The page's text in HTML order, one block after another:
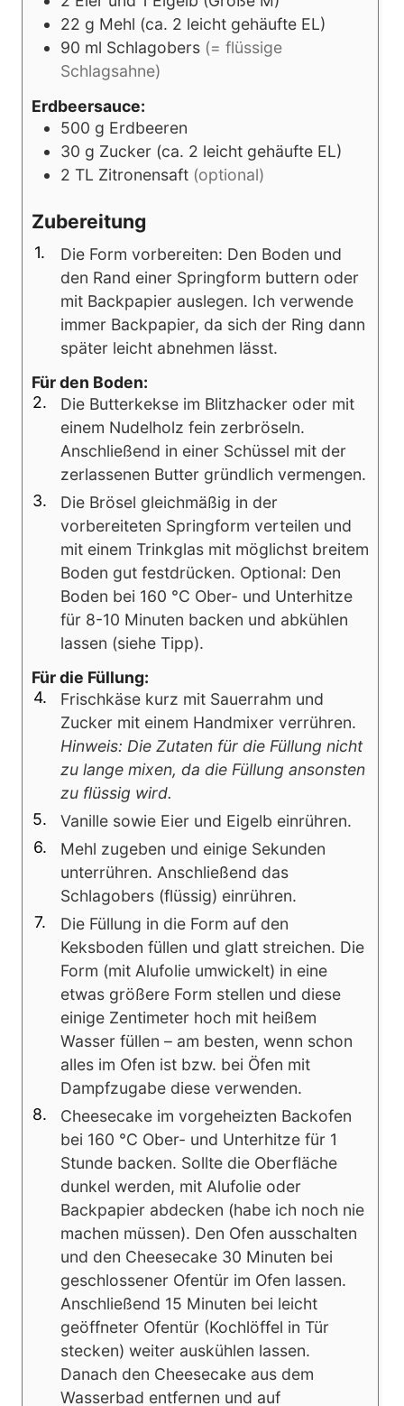
22 g Mehl (ca. 2 leicht gehäufte EL)
90 ml Schlagobers (= flüssige
Schlagsahne)
Erdbeersauce:
500 g Erdbeeren
30 g Zucker (ca. 2 leicht gehäufte EL)
2 TL Zitronensaft (optional)
Zubereitung
Die Form vorbereiten: Den Boden und
den Rand einer Springform buttern oder
mit Backpapier auslegen. Ich verwende
immer Backpapier, da sich der Ring dann
später leicht abnehmen lässt.
Für den Boden:
Die Butterkekse im Blitzhacker oder mit
einem Nudelholz fein zerbröseln.
Anschließend in einer Schüssel mit der
zerlassenen Butter gründlich vermengen.
Die Brösel gleichmäßig in der
vorbereiteten Springform verteilen und
mit einem Trinkglas mit möglichst breitem
Boden gut festdrücken. Optional: Den
Boden bei 160 °C Ober- und Unterhitze
für 8-10 Minuten backen und abkühlen
lassen (siehe Tipp).
Für die Füllung:
Frischkäse kurz mit Sauerrahm und
Zucker mit einem Handmixer verrühren.
Hinweis: Die Zutaten für die Füllung nicht
zu lange mixen, da die Füllung ansonsten
zu flüssig wird.
Vanille sowie Eier und Eigelb einrühren.
Mehl zugeben und einige Sekunden
unterrühren. Anschließend das
Schlagobers (flüssig) einrühren.
Die Füllung in die Form auf den
Keksboden füllen und glatt streichen. Die
Form (mit Alufolie umwickelt) in eine
etwas größere Form stellen und diese
einige Zentimeter hoch mit heißem
Wasser füllen – am besten, wenn schon
alles im Ofen ist bzw. bei Öfen mit
Dampfzugabe diese verwenden.
Cheesecake im vorgeheizten Backofen
bei 160 °C Ober- und Unterhitze für 1
Stunde backen. Sollte die Oberfläche
dunkel werden, mit Alufolie oder
Backpapier abdecken (habe ich noch nie
machen müssen). Den Ofen ausschalten
und den Cheesecake 30 Minuten bei
geschlossener Ofentür im Ofen lassen.
Anschließend 15 Minuten bei leicht
geöffneter Ofentür (Kochlöffel in Tür
stecken) weiter auskühlen lassen.
Danach den Cheesecake aus dem
Wasserbad entfernen und auf